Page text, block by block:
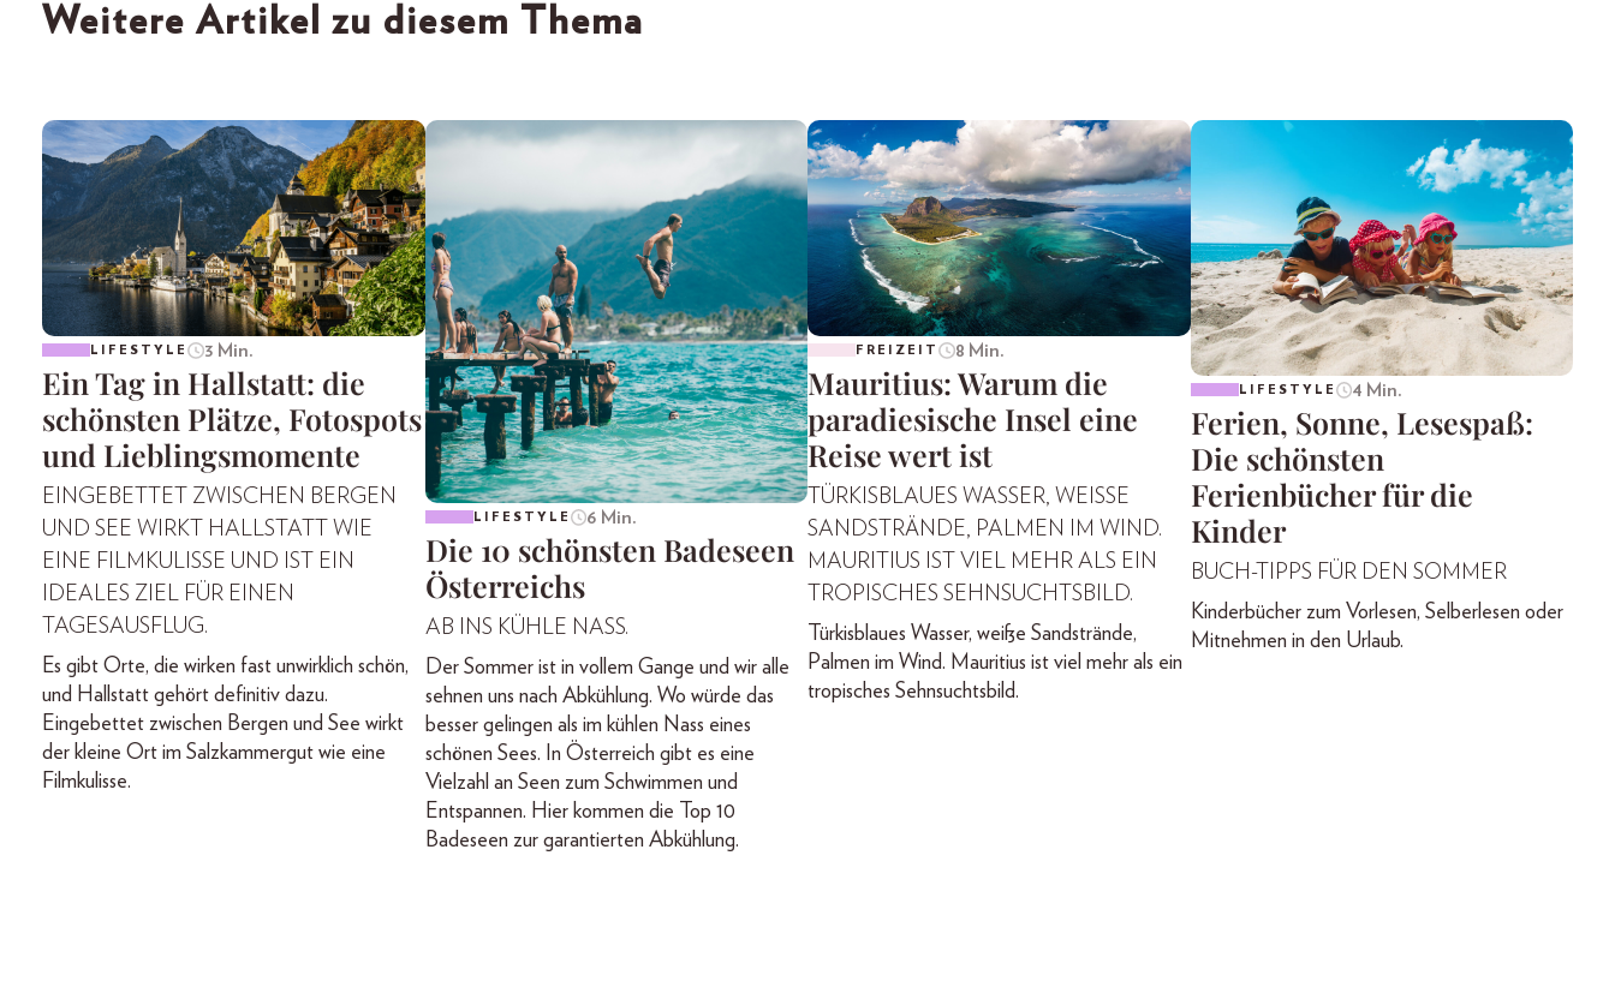
Weitere Artikel zu diesem Thema
LIFESTYLE 3 Min.
Ein Tag in Hallstatt: die
schönsten Plätze, Fotospots
und Lieblingsmomente
EINGEBETTET ZWISCHEN BERGEN
UND SEE WIRKT HALLSTATT WIE
EINE FILMKULISSE UND IST EIN
IDEALES ZIEL FÜR EINEN
TAGESAUSFLUG.
Es gibt Orte, die wirken fast unwirklich schön,
und Hallstatt gehört definitiv dazu.
Eingebettet zwischen Bergen und See wirkt
der kleine Ort im Salzkammergut wie eine
Filmkulisse.
LIFESTYLE 6 Min.
Die 10 schönsten Badeseen
Österreichs
AB INS KÜHLE NASS.
Der Sommer ist in vollem Gange und wir alle
sehnen uns nach Abkühlung. Wo würde das
besser gelingen als im kühlen Nass eines
schönen Sees. In Österreich gibt es eine
Vielzahl an Seen zum Schwimmen und
Entspannen. Hier kommen die Top 10
Badeseen zur garantierten Abkühlung.
FREIZEIT 8 Min.
Mauritius: Warum die
paradiesische Insel eine
Reise wert ist
TÜRKISBLAUES WASSER, WEISSE S
ANDSTRÄNDE, PALMEN IM WIND. M
AURITIUS IST VIEL MEHR ALS EIN T
ROPISCHES SEHNSUCHTSBILD.
Türkisblaues Wasser, weiße Sandstrände,
Palmen im Wind. Mauritius ist viel mehr als ein
tropisches Sehnsuchtsbild.
LIFESTYLE 4 Min.
Ferien, Sonne, Lesespaß:
Die schönsten
Ferienbücher für die
Kinder
BUCH-TIPPS FÜR DEN SOMMER
Kinderbücher zum Vorlesen, Selberlesen oder
Mitnehmen in den Urlaub.